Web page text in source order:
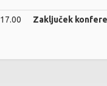
Zaključek